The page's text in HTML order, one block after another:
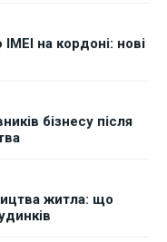
на кордоні: нові
бізнесу після
житла: що